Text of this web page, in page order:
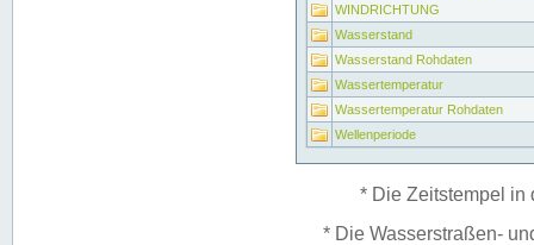
WINDRICHTUNG
Wasserstand
Wasserstand Rohdaten
Wassertemperatur
Wassertemperatur Rohdaten
Wellenperiode
* Die Zeitstempel in
* Die Wasserstraßen-